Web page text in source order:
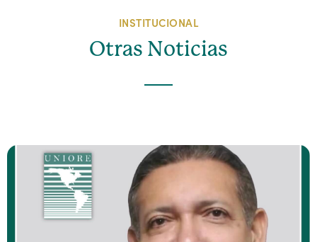
INSTITUCIONAL
Otras Noticias